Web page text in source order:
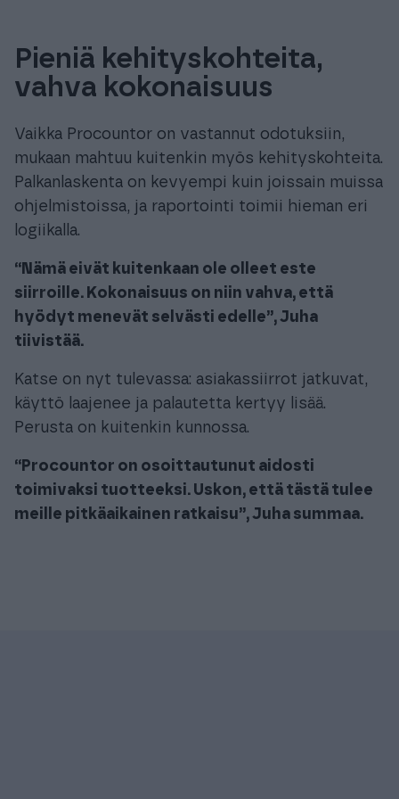
Pieniä kehityskohteita,
vahva kokonaisuus
Vaikka Procountor on vastannut odotuksiin,
mukaan mahtuu kuitenkin myös kehityskohteita.
Palkanlaskenta on kevyempi kuin joissain muissa
ohjelmistoissa, ja raportointi toimii hieman eri
logiikalla.
“Nämä eivät kuitenkaan ole olleet este
siirroille. Kokonaisuus on niin vahva, että
hyödyt menevät selvästi edelle”, Juha
tiivistää.
Katse on nyt tulevassa: asiakassiirrot jatkuvat,
käyttö laajenee ja palautetta kertyy lisää.
Perusta on kuitenkin kunnossa.
“Procountor on osoittautunut aidosti
toimivaksi tuotteeksi. Uskon, että tästä tulee
meille pitkäaikainen ratkaisu”, Juha summaa.